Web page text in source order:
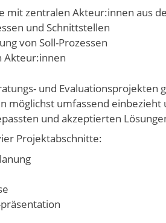
mit zentralen Akteur:innen aus
und Schnittstellen
von Soll-Prozessen
Akteur:innen
und
möglichst umfassend
und akzeptierten
Projektabschnitte: